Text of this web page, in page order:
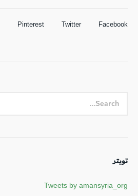
Facebook
Twitter
Pinterest
تويتر
Tweets by amansyria_org